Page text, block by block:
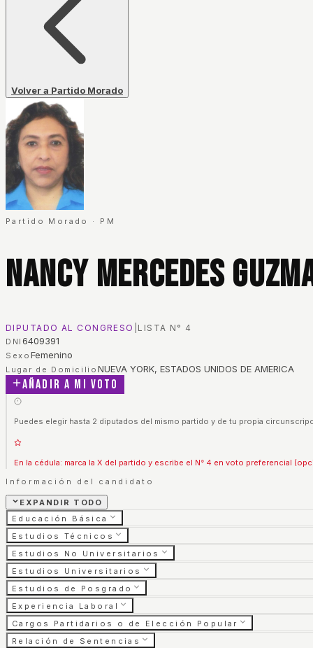
Volver a Partido Morado
Partido Morado · PM
Nancy Mercedes
DIPUTADO AL CONGRESO LISTA N° 4
DNI 6409391
Sexo Femenino
Lugar de Domicilio NUEVA YORK, ESTADOS UNIDOS DE AMERICA
Añadir a mi voto
Puedes elegir hasta 2 diputados del mismo partido y de tu propia
En la cédula: marca la X del partido y escribe el N° 4 en voto preferencial
Información del candidato
EXPANDIR TODO
Educación Básica
Estudios Técnicos
Estudios No Universitarios
Estudios Universitarios
Estudios de Posgrado
Experiencia Laboral
Cargos Partidarios o de Elección Popular
Relación de Sentencias